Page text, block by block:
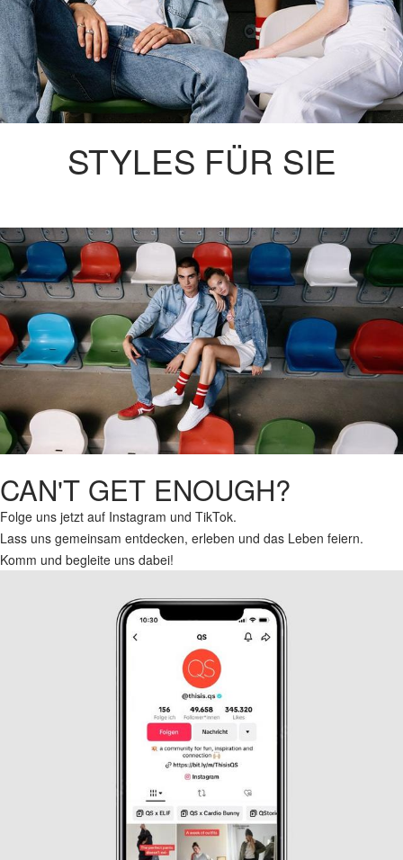
STYLES FÜR SIE
CAN'T GET ENOUGH?
Folge uns jetzt auf Instagram und TikTok.
Lass uns gemeinsam entdecken, erleben und das Leben feiern.
Komm und begleite uns dabei!